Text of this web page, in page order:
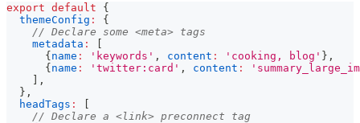
export default
{
themeConfig :
{
// Declare some <meta> tags
metadata :
{ name : 'keywords' , content : 'cooking, blog' } ,
{ name : 'twitter:card' , content :
,
} ,
headTags :
// Declare a <link> preconnect tag